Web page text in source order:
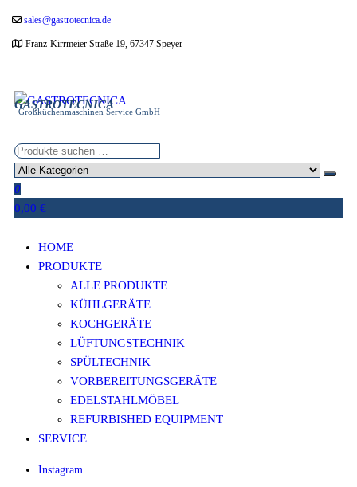
Zumsales@gastrotecnica.de
Franz-Kirrmeier Straße 19, 67347 Speyer
GASTROTECNICA
Großküchenmaschinen Service GmbH
0
0,00 €
HOME
PRODUKTE
ALLE PRODUKTE
KÜHLGERÄTE
KOCHGERÄTE
LÜFTUNGSTECHNIK
SPÜLTECHNIK
VORBEREITUNGSGERÄTE
EDELSTAHLMÖBEL
REFURBISHED EQUIPMENT
SERVICE
Instagram